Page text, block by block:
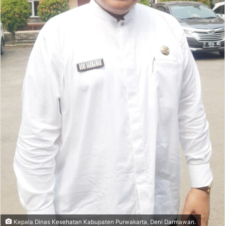
Kepala Dinas Kesehatan Kabupaten Purwakarta, Deni Darmawan.